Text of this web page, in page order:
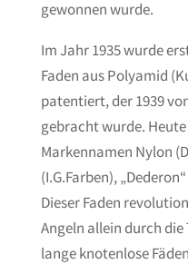
gewonnen wurde.
Im Jahr 1935 wurde
Faden aus Polyamid
patentiert, der 1939
gebracht wurde.
Markennamen Nylon
(I.G.Farben),
Dieser Faden
Angeln allein durch
lange knotenlose